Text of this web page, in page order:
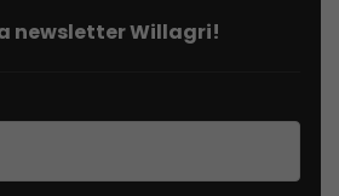
newsletter Willagri!